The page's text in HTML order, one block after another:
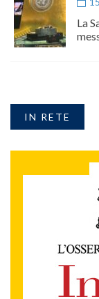
La
IN RETE